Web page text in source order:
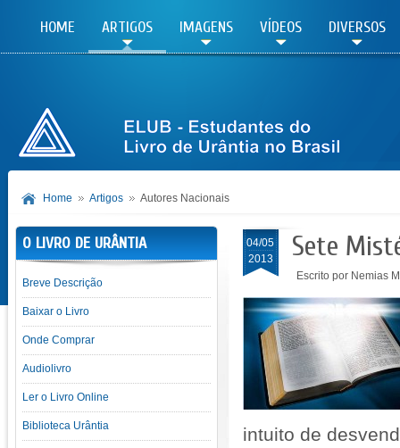
HOME ARTIGOS IMAGENS VÍDEOS DIVERSOS
Home Artigos Autores Nacionais
04/05
2013
Sete
Escrito por Nemias
intuito de
O LIVRO DE URÂNTIA
Breve Descrição
Baixar o Livro
Onde Comprar
Audiolivro
Ler o Livro Online
Biblioteca Urântia